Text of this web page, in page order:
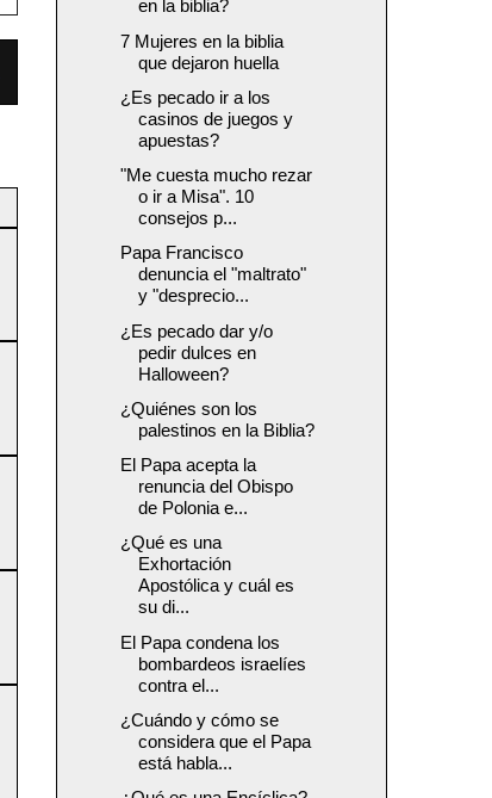
en la biblia?
7 Mujeres en la biblia
que dejaron huella
¿Es pecado ir a los
casinos de juegos y
apuestas?
"Me cuesta mucho rezar
o ir a Misa". 10
consejos p...
Papa Francisco
denuncia el "maltrato"
y "desprecio...
¿Es pecado dar y/o
pedir dulces en
Halloween?
¿Quiénes son los
palestinos en la Biblia?
El Papa acepta la
renuncia del Obispo
de Polonia e...
¿Qué es una
Exhortación
Apostólica y cuál es
su di...
El Papa condena los
bombardeos israelíes
contra el...
¿Cuándo y cómo se
considera que el Papa
está habla...